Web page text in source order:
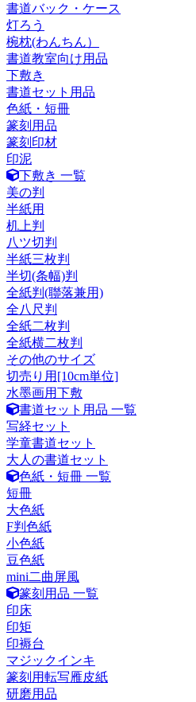
書道バック・ケース
灯ろう
椀枕(わんちん）
書道教室向け用品
下敷き
書道セット用品
色紙・短冊
篆刻用品
篆刻印材
印泥
下敷き 一覧
美の判
半紙用
机上判
八ツ切判
半紙三枚判
半切(条幅)判
全紙判(聯落兼用)
全八尺判
全紙二枚判
全紙横二枚判
その他のサイズ
切売り用[10cm単位]
水墨画用下敷
書道セット用品 一覧
写経セット
学童書道セット
大人の書道セット
色紙・短冊 一覧
短冊
大色紙
F判色紙
小色紙
豆色紙
mini二曲屏風
篆刻用品 一覧
印床
印矩
印褥台
マジックインキ
篆刻用転写雁皮紙
研磨用品